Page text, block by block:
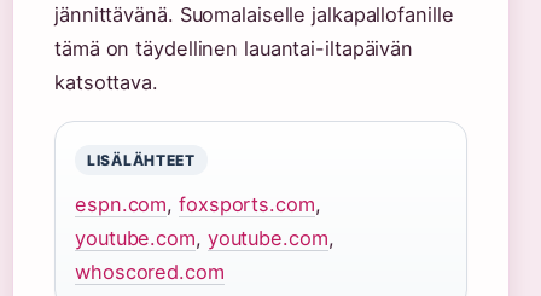
jännittävänä. Suomalaiselle jalkapallofanille
tämä on täydellinen lauantai-iltapäivän
katsottava.
LISÄLÄHTEET
espn.com,foxsports.com,
youtube.com, youtube.com,
whoscored.com